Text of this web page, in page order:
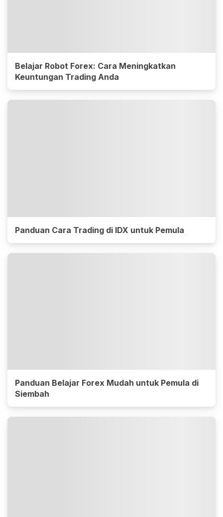
Belajar Robot Forex: Cara Meningkatkan
Keuntungan Trading Anda
Panduan Cara Trading di IDX untuk Pemula
Panduan Belajar Forex Mudah untuk Pemula di
Siembah